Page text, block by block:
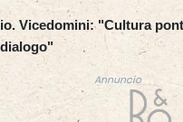
Vicedomini: "Cultura
Annuncio